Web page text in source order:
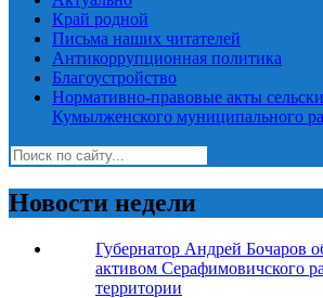
Край родной
Письма наших читателей
Антикоррупционная политика
Благоустройство
Нормативно-правовые акты
Кумылженского муниципального
Новости недели
Губернатор Андрей Бочаров
активом Серафимовичского
территории